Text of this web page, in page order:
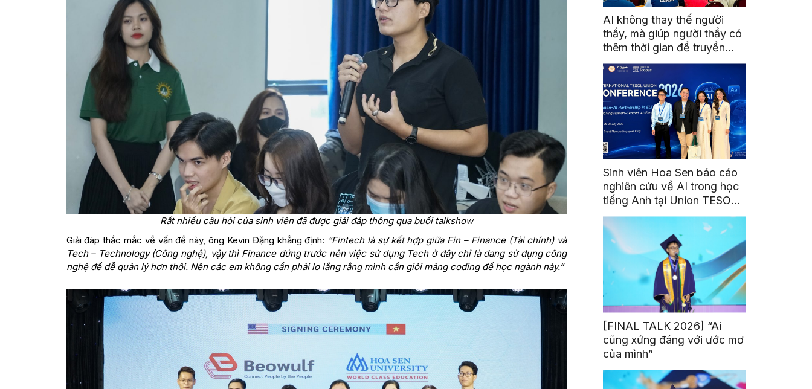
Rất nhiều câu hỏi của sinh viên đã được giải đáp thông qua buổi talkshow
Giải đáp thắc mắc về vấn đề này, ông Kevin Đặng khẳng định: “Fintech là sự kết hợp giữa Fin – Finance (Tài chính) và
Tech – Technology (Công nghệ), vậy thì Finance đứng trước nên việc sử dụng Tech ở đây chỉ là đang sử dụng công
nghệ để dễ quản lý hơn thôi. Nên các em không cần phải lo lắng rằng mình cần giỏi mảng coding để học ngành này.”
AI không thay thế người
thầy, mà giúp người thầy có
thêm thời gian để truyền
cảm hứng
Sinh viên Hoa Sen báo cáo
nghiên cứu về AI trong học
tiếng Anh tại Union TESOL
2026 ở Singapore
[FINAL TALK 2026] “Ai
cũng xứng đáng với ước mơ
của mình”